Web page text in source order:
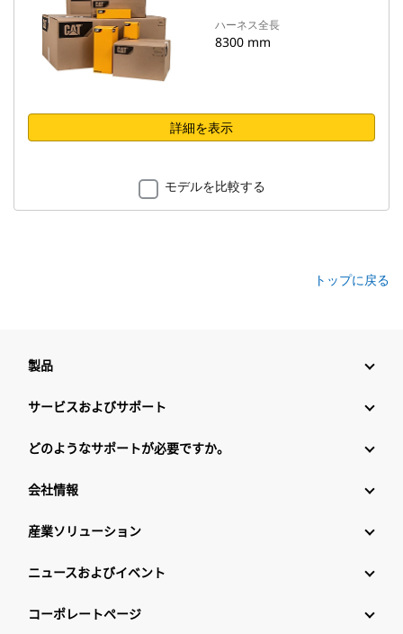
ハーネス全長
8300 mm
詳細を表示
モデルを比較する
トップに戻る
製品
サービスおよびサポート
どのようなサポートが必要ですか。
会社情報
産業ソリューション
ニュースおよびイベント
コーポレートページ